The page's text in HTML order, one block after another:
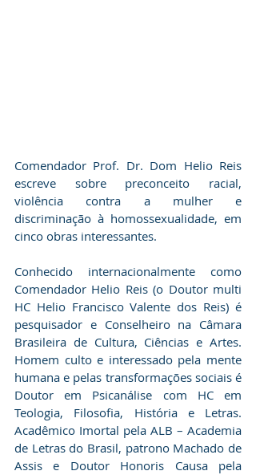
Comendador Prof. Dr. Dom Helio Reis
escreve sobre preconceito racial,
violência contra a mulher e
discriminação à homossexualidade, em
cinco obras interessantes.
Conhecido internacionalmente como
Comendador Helio Reis (o Doutor multi
HC Helio Francisco Valente dos Reis) é
pesquisador e Conselheiro na Câmara
Brasileira de Cultura, Ciências e Artes.
Homem culto e interessado pela mente
humana e pelas transformações sociais é
Doutor em Psicanálise com HC em
Teologia, Filosofia, História e Letras.
Acadêmico Imortal pela ALB – Academia
de Letras do Brasil, patrono Machado de
Assis e Doutor Honoris Causa pela